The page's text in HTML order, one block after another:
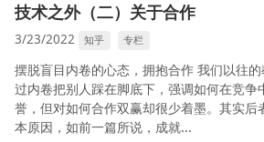
技术之外（二）关于合作
3/23/2022 知乎 专栏
摆脱盲目内卷的心态，拥抱合作 我们以往
过内卷把别人踩在脚底下，强调如何在竞争
誉，但对如何合作双赢却很少着墨。其实后
本原因，如前一篇所说，成就...